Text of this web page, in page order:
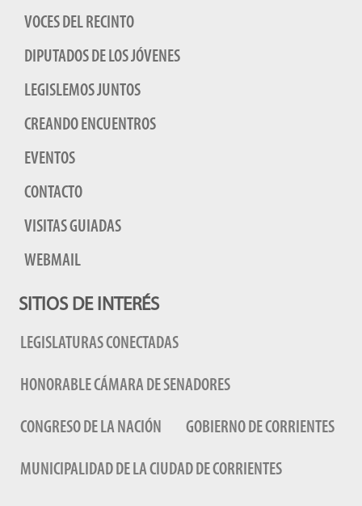
VOCES DEL RECINTO
DIPUTADOS DE LOS JÓVENES
LEGISLEMOS JUNTOS
CREANDO ENCUENTROS
EVENTOS
CONTACTO
VISITAS GUIADAS
WEBMAIL
SITIOS DE INTERÉS
LEGISLATURAS CONECTADAS
HONORABLE CÁMARA DE SENADORES
CONGRESO DE LA NACIÓN GOBIERNO DE CORRIENTES
MUNICIPALIDAD DE LA CIUDAD DE CORRIENTES